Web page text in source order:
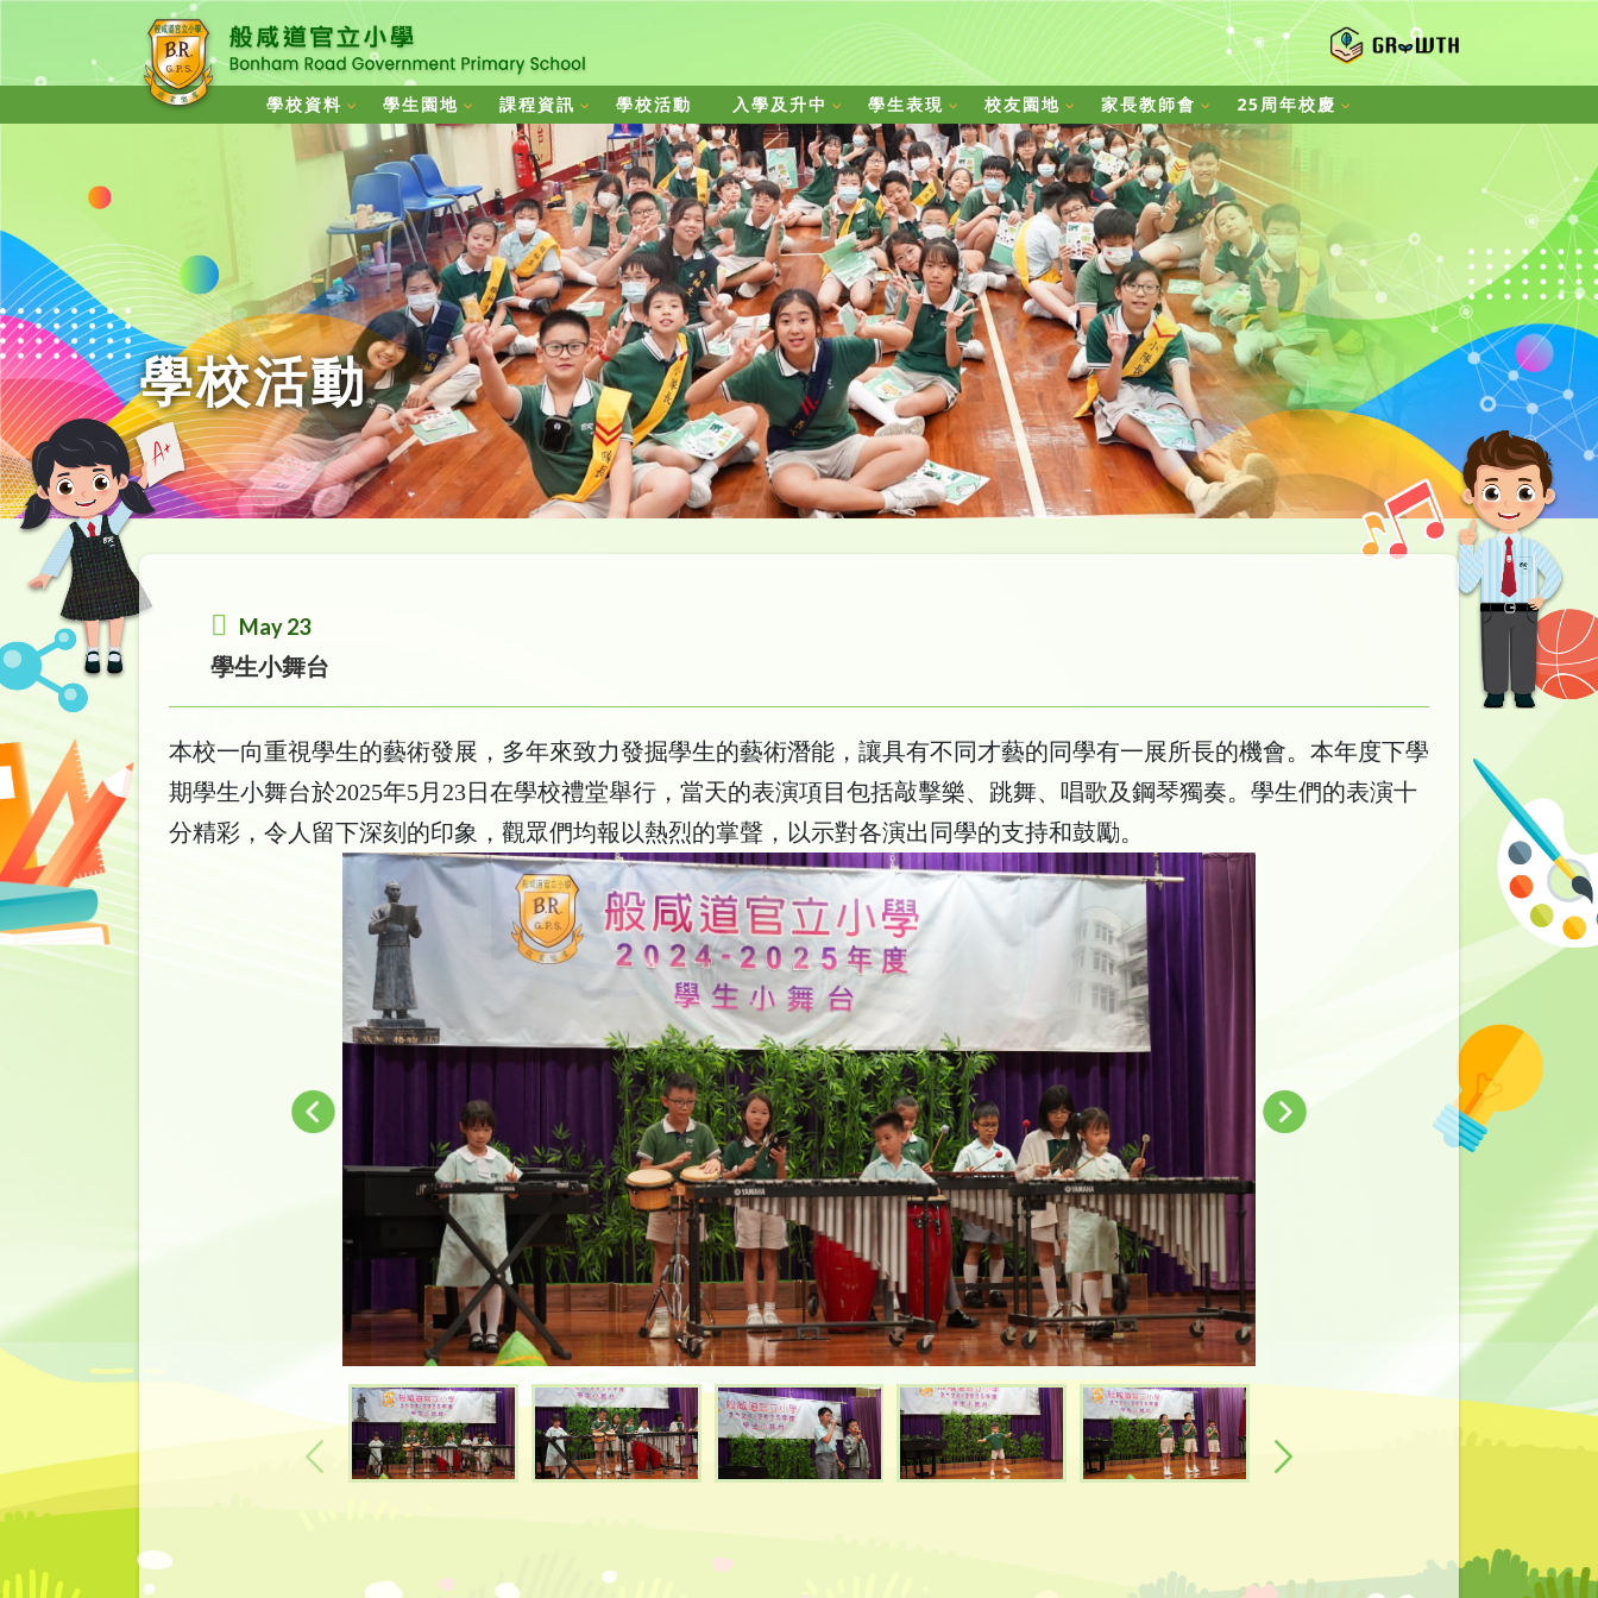
學校資料 學生園地 課程資訊 學校活動 入學及升中 學生表現 校友園地 家長教師會 25周年校慶
學校活動
May 23
學生小舞台
本校一向重視學生的藝術發展，多年來致力發掘學生的藝術潛能，讓具有不同才藝的同學有一展所長的機會。本年度下學
期學生小舞台於2025年5月23日在學校禮堂舉行，當天的表演項目包括敲擊樂、跳舞、唱歌及鋼琴獨奏。學生們的表演十
分精彩，令人留下深刻的印象，觀眾們均報以熱烈的掌聲，以示對各演出同學的支持和鼓勵。